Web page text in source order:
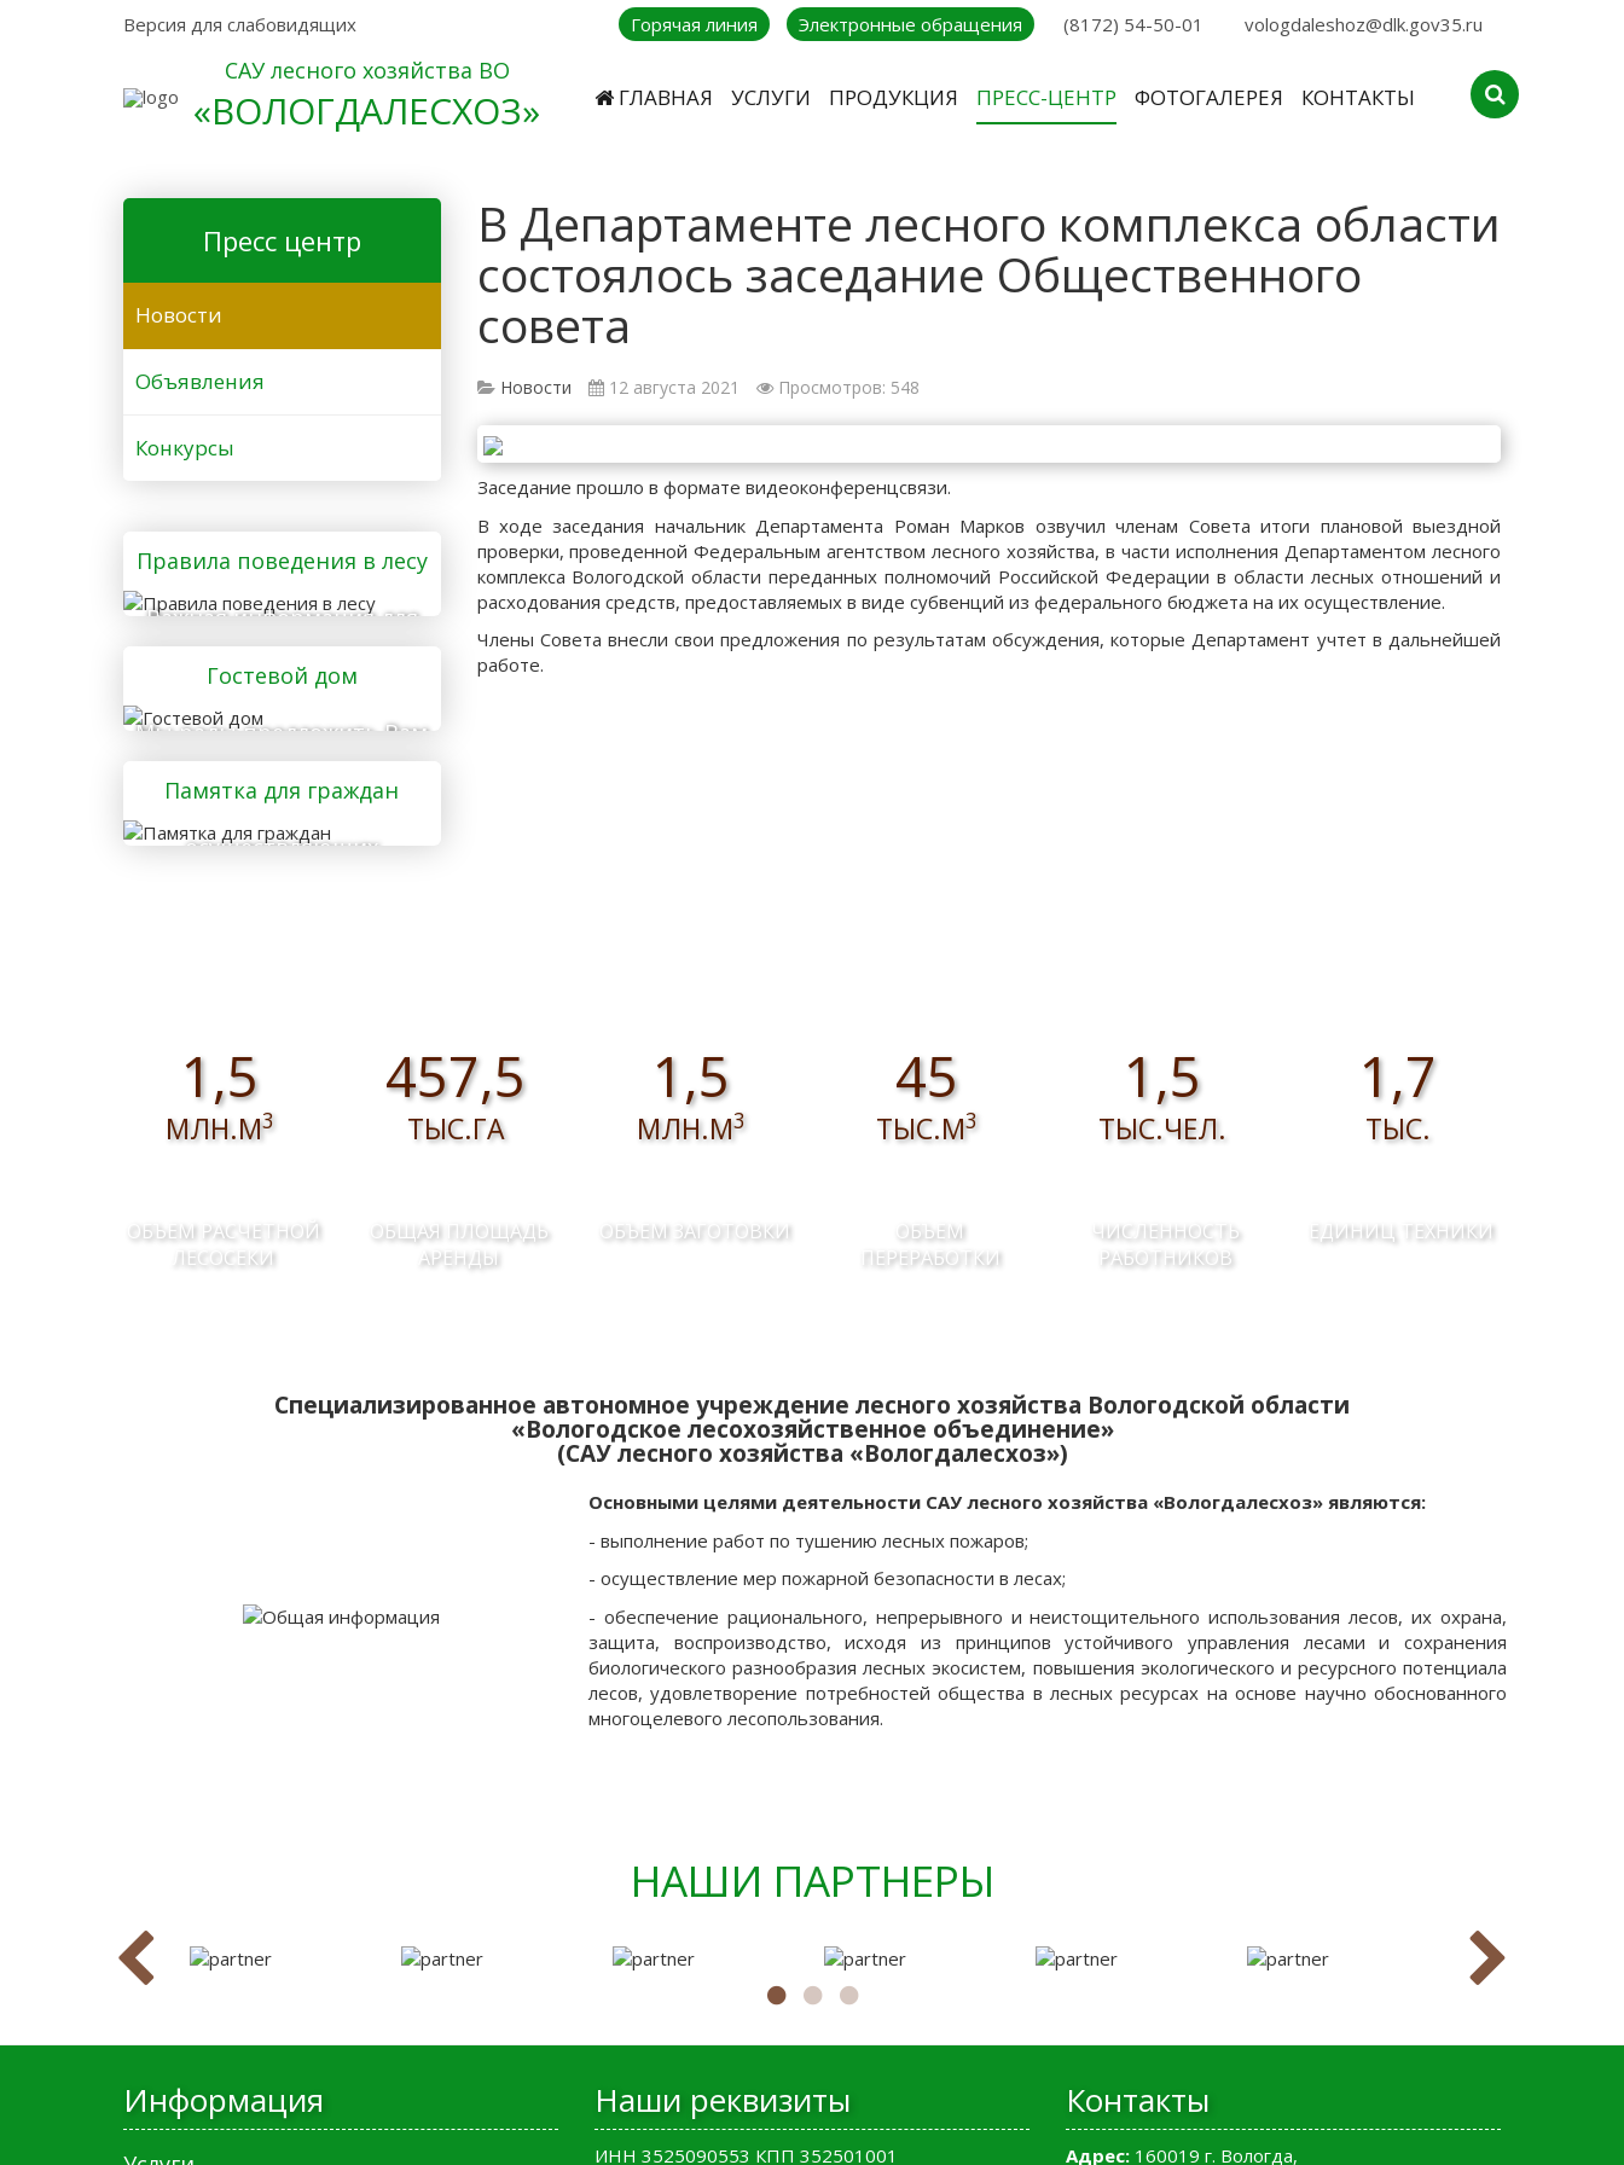
Версия для слабовидящих Горячая линия Электронные обращения (8172) 54-50-01 vologdaleshoz@dlk.gov35.ru
САУ лесного хозяйства ВО
«ВОЛОГДАЛЕСХОЗ» ГЛАВНАЯ УСЛУГИ ПРОДУКЦИЯ ПРЕСС-ЦЕНТР ФОТОГАЛЕРЕЯ КОНТАКТЫ
В Департаменте лесного комплекса области
состоялось заседание Общественного
совета
Новости 12 августа 2021 Просмотров: 548
Заседание прошло в формате видеоконференцсвязи.
В ходе заседания начальник Департамента Роман Марков озвучил членам Совета итоги плановой выездной
проверки, проведенной Федеральным агентством лесного хозяйства, в части исполнения Департаментом лесного
комплекса Вологодской области переданных полномочий Российской Федерации в области лесных отношений и
расходования средств, предоставляемых в виде субвенций из федерального бюджета на их осуществление.
Члены Совета внесли свои предложения по результатам обсуждения, которые Департамент учтет в дальнейшей
работе.
Пресс центр
Новости
Объявления
Конкурсы
Правила поведения в лесу
Важная информация для
тех, кто отправляется в
лес
Гостевой дом
Мы рады предложить Вам
услуги гостевого дома
Памятка для граждан
осуществляющих
1,5
МЛН.М3
ОБЪЕМ РАСЧЕТНОЙ
ЛЕСОСЕКИ
457,5
ТЫС.ГА
ОБЩАЯ ПЛОЩАДЬ
АРЕНДЫ
1,5
МЛН.М3
ОБЪЕМ ЗАГОТОВКИ
45
ТЫС.М3
ОБЪЕМ
ПЕРЕРАБОТКИ
1,5
ТЫС.ЧЕЛ.
ЧИСЛЕННОСТЬ
РАБОТНИКОВ
1,7
ТЫС.
ЕДИНИЦ ТЕХНИКИ
Специализированное автономное учреждение лесного хозяйства Вологодской области
«Вологодское лесохозяйственное объединение»
(САУ лесного хозяйства «Вологдалесхоз»)
Основными целями деятельности САУ лесного хозяйства «Вологдалесхоз» являются:
- выполнение работ по тушению лесных пожаров;
- осуществление мер пожарной безопасности в лесах;
- обеспечение рационального, непрерывного и неистощительного использования лесов, их охрана,
защита, воспроизводство, исходя из принципов устойчивого управления лесами и сохранения
биологического разнообразия лесных экосистем, повышения экологического и ресурсного потенциала
лесов, удовлетворение потребностей общества в лесных ресурсах на основе научно обоснованного
многоцелевого лесопользования.
НАШИ ПАРТНЕРЫ
Информация Наши реквизиты
ИНН 3525090553 КПП 352501001
Контакты
Адрес: 160019 г. Вологда,